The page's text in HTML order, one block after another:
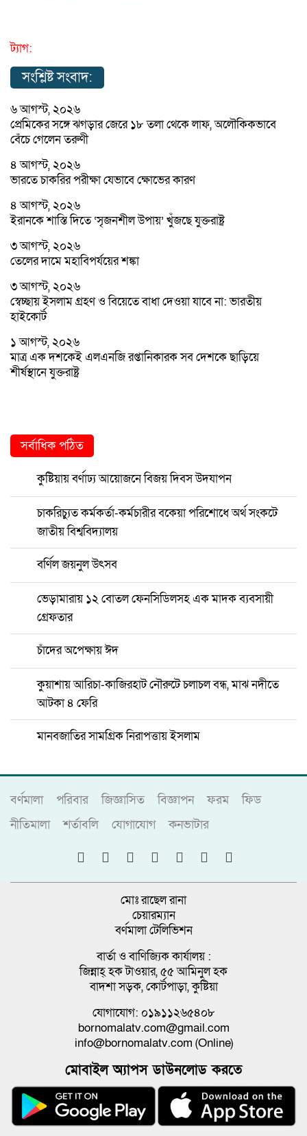
ট্যাগ:
সংশ্লিষ্ট সংবাদ:
৬ আগস্ট, ২০২৬
প্রেমিকের সঙ্গে ঝগড়ার জেরে ১৮ তলা থেকে লাফ, অলৌকিকভাবে
বেঁচে গেলেন তরুণী
৪ আগস্ট, ২০২৬
ভারতে চাকরির পরীক্ষা যেভাবে ক্ষোভের কারণ
৪ আগস্ট, ২০২৬
ইরানকে শাস্তি দিতে ‘সৃজনশীল উপায়’ খুঁজছে যুক্তরাষ্ট্র
৩ আগস্ট, ২০২৬
তেলের দামে মহাবিপর্যয়ের শঙ্কা
৩ আগস্ট, ২০২৬
স্বেচ্ছায় ইসলাম গ্রহণ ও বিয়েতে বাধা দেওয়া যাবে না: ভারতীয়
হাইকোর্ট
১ আগস্ট, ২০২৬
মাত্র এক দশকেই এলএনজি রপ্তানিকারক সব দেশকে ছাড়িয়ে
শীর্ষস্থানে যুক্তরাষ্ট্র
সর্বাধিক পঠিত
কুষ্টিয়ায় বর্ণাঢ্য আয়োজনে বিজয় দিবস উদযাপন
চাকরিচ্যুত কর্মকর্তা-কর্মচারীর বকেয়া পরিশোধে অর্থ সংকটে
জাতীয় বিশ্ববিদ্যালয়
বর্ণিল জয়নুল উৎসব
ভেড়ামারায় ১২ বোতল ফেনসিডিলসহ এক মাদক ব্যবসায়ী
গ্রেফতার
চাঁদের অপেক্ষায় ঈদ
কুয়াশায় আরিচা-কাজিরহাট নৌরুটে চলাচল বন্ধ, মাঝ নদীতে
আটকা ৪ ফেরি
মানবজাতির সামগ্রিক নিরাপত্তায় ইসলাম
বর্ণমালা পরিবার জিজ্ঞাসিত বিজ্ঞাপন ফরম
ফিড
নীতিমালা
শর্তাবলি যোগাযোগ কনভাটার
মোঃ রাছেল রানা
চেয়ারম্যান
বর্ণমালা টেলিভিশন
বার্তা ও বাণিজ্যিক কার্যালয় :
জিন্নাহ্ হক টাওয়ার, ৫৫ আমিনুল হক
বাদশা সড়ক, কোর্টপাড়া, কুষ্টিয়া
যোগাযোগ: ০১৯১১২৬৫৪০৮
bornomalatv.com@gmail.com
info@bornomalatv.com (Online)
মোবাইল অ্যাপস ডাউনলোড করতে